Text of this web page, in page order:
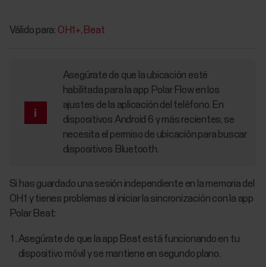
Válido para: OH1+ Beat
Asegúrate de que la ubicación esté
habilitada para la app Polar Flow en los
ajustes de la aplicación del teléfono. En
dispositivos Android 6 y más recientes, se
necesita el permiso de ubicación para buscar
dispositivos Bluetooth.
Si has guardado una sesión independiente en la memoria del
OH1 y tienes problemas al iniciar la sincronización con la app
Polar Beat:
Asegúrate de que la app Beat está funcionando en tu
dispositivo móvil y se mantiene en segundo plano.